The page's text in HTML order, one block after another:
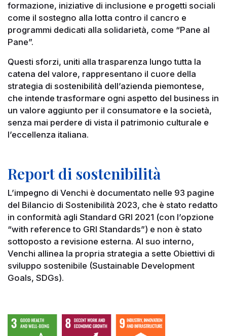
formazione, iniziative di inclusione e progetti sociali
come il sostegno alla lotta contro il cancro e
programmi dedicati alla solidarietà, come “Pane al
Pane”.
Questi sforzi, uniti alla trasparenza lungo tutta la
catena del valore, rappresentano il cuore della
strategia di sostenibilità dell’azienda piemontese,
che intende trasformare ogni aspetto del business in
un valore aggiunto per il consumatore e la società,
senza mai perdere di vista il patrimonio culturale e
l’eccellenza italiana.
Report di sostenibilità
L’impegno di Venchi è documentato nelle 93 pagine
del Bilancio di Sostenibilità 2023, che è stato redatto
in conformità agli Standard GRI 2021 (con l’opzione
“with reference to GRI Standards”) e non è stato
sottoposto a revisione esterna. Al suo interno,
Venchi allinea la propria strategia a sette Obiettivi di
sviluppo sostenibile (Sustainable Development
Goals, SDGs).